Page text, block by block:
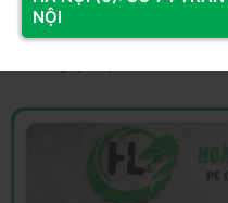
đãi. Hãy liên hệ để nhận
NỘI